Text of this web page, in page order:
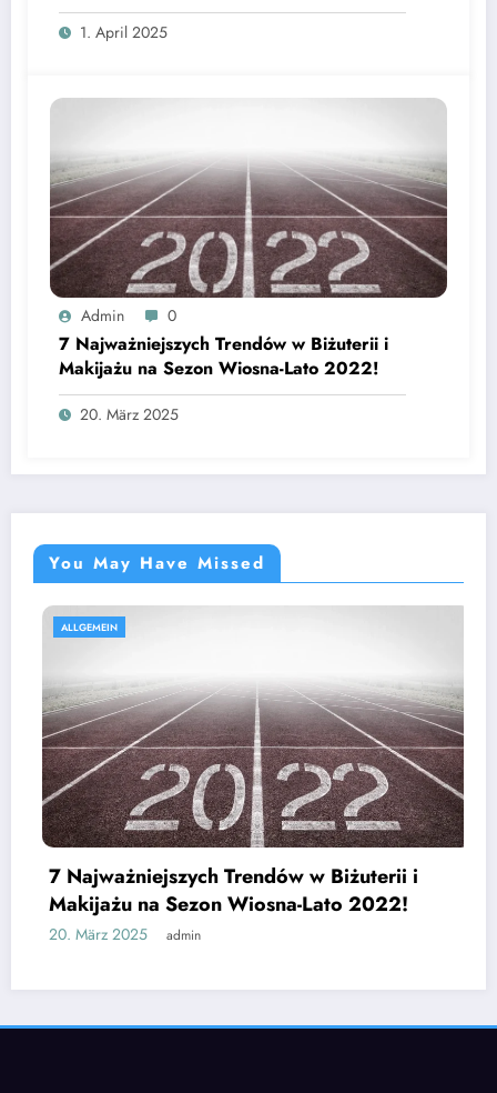
1. April 2025
Admin 0
7 Najważniejszych Trendów w Biżuterii i
Makijażu na Sezon Wiosna-Lato 2022!
20. März 2025
You May Have Missed
w Biżuterii i
Lato 2022!